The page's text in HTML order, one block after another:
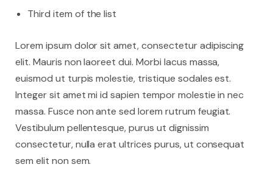
Third item of the list
Lorem ipsum dolor sit amet, consectetur adipiscing
elit. Mauris non laoreet dui. Morbi lacus massa,
euismod ut turpis molestie, tristique sodales est.
Integer sit amet mi id sapien tempor molestie in nec
massa. Fusce non ante sed lorem rutrum feugiat.
Vestibulum pellentesque, purus ut dignissim
consectetur, nulla erat ultrices purus, ut consequat
sem elit non sem.